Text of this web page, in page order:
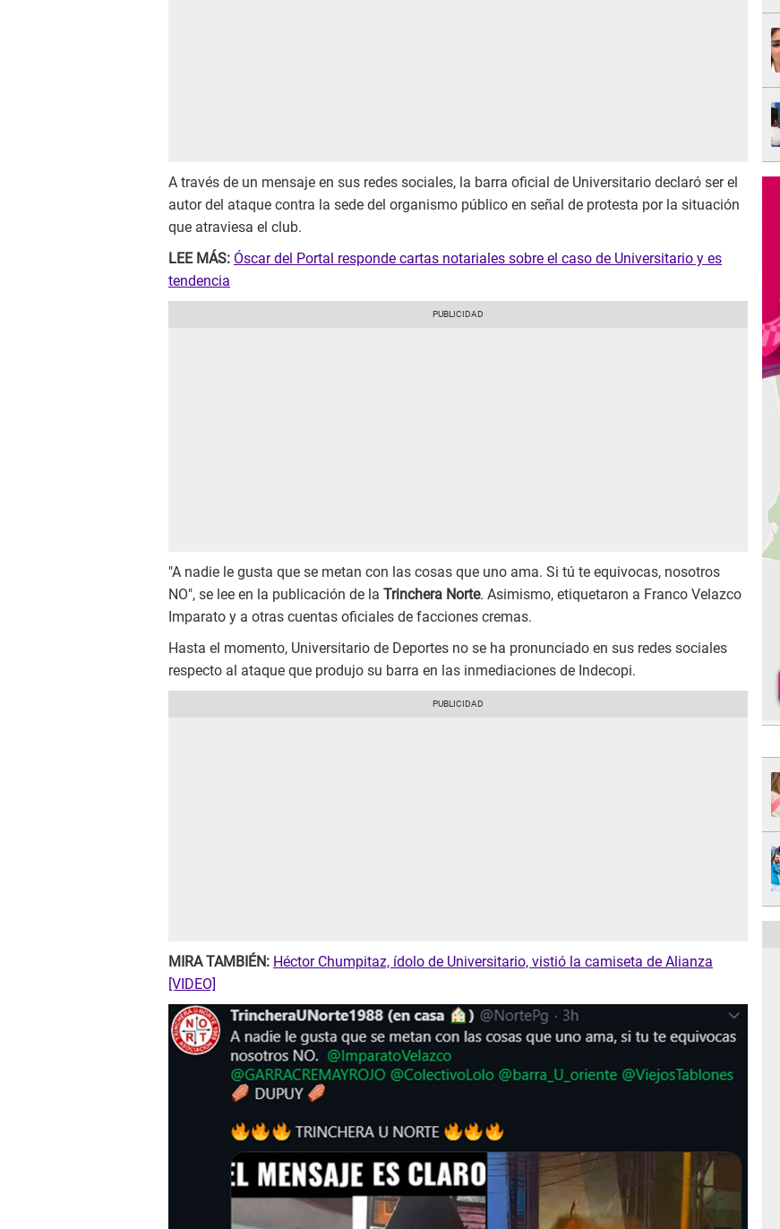
A través de un mensaje en sus redes sociales, la barra oficial de Universitario declaró ser el
autor del ataque contra la sede del organismo público en señal de protesta por la situación
que atraviesa el club.
LEE MÁS: Óscar del Portal responde cartas notariales sobre el caso de Universitario y es
tendencia
"A nadie le gusta que se metan con las cosas que uno ama. Si tú te equivocas, nosotros
NO", se lee en la publicación de la Trinchera Norte. Asimismo, etiquetaron a Franco Velazco
Imparato y a otras cuentas oficiales de facciones cremas.
Hasta el momento, Universitario de Deportes no se ha pronunciado en sus redes sociales
respecto al ataque que produjo su barra en las inmediaciones de Indecopi.
MIRA TAMBIÉN: Héctor Chumpitaz, ídolo de Universitario, vistió la camiseta de Alianza
[VIDEO]